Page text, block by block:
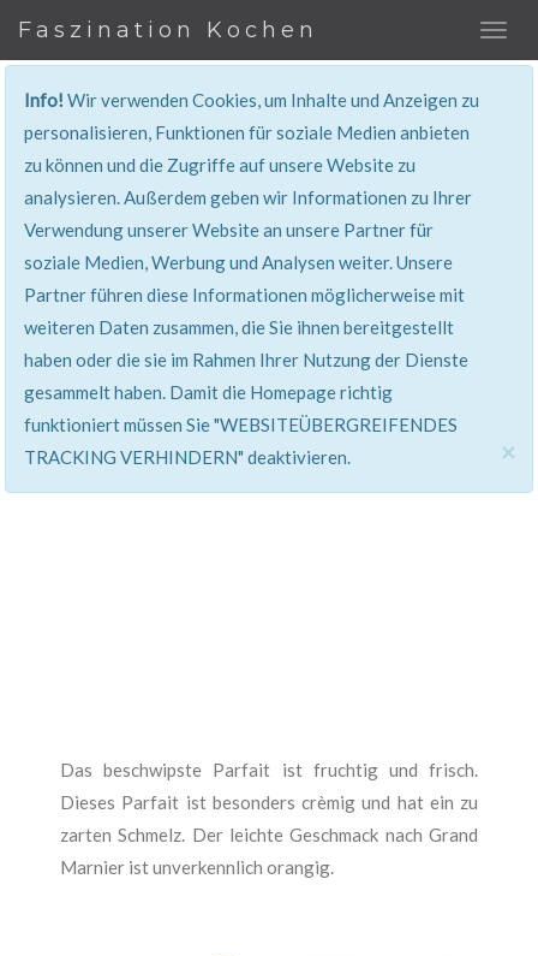
Faszination Kochen
Info!Wir verwenden Cookies, um Inhalte und Anzeigen zu
personalisieren, Funktionen für soziale Medien anbieten
zu können und die Zugriffe auf unsere Website zu
analysieren. Außerdem geben wir Informationen zu Ihrer
Verwendung unserer Website an unsere Partner für
soziale Medien, Werbung und Analysen weiter. Unsere
Partner führen diese Informationen möglicherweise mit
weiteren Daten zusammen, die Sie ihnen bereitgestellt
haben oder die sie im Rahmen Ihrer Nutzung der Dienste
gesammelt haben. Damit die Homepage richtig
funktioniert müssen Sie "WEBSITEÜBERGREIFENDES
TRACKING VERHINDERN" deaktivieren.
×
REZEPT
Super erklärt & lecker...!
Das beschwipste Parfait ist fruchtig und frisch.
Dieses Parfait ist besonders crèmig und hat ein zu
zarten Schmelz. Der leichte Geschmack nach Grand
Marnier ist unverkennlich orangig.